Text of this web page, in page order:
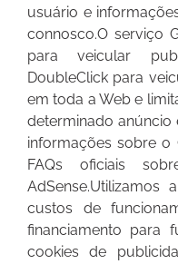
usuário e
connosco.O serviço
para veicular
DoubleClick para
em toda a Web e
determinado anúncio
informações sobre o
FAQs oficiais
AdSense.Utilizamos
custos de
financiamento para
cookies de